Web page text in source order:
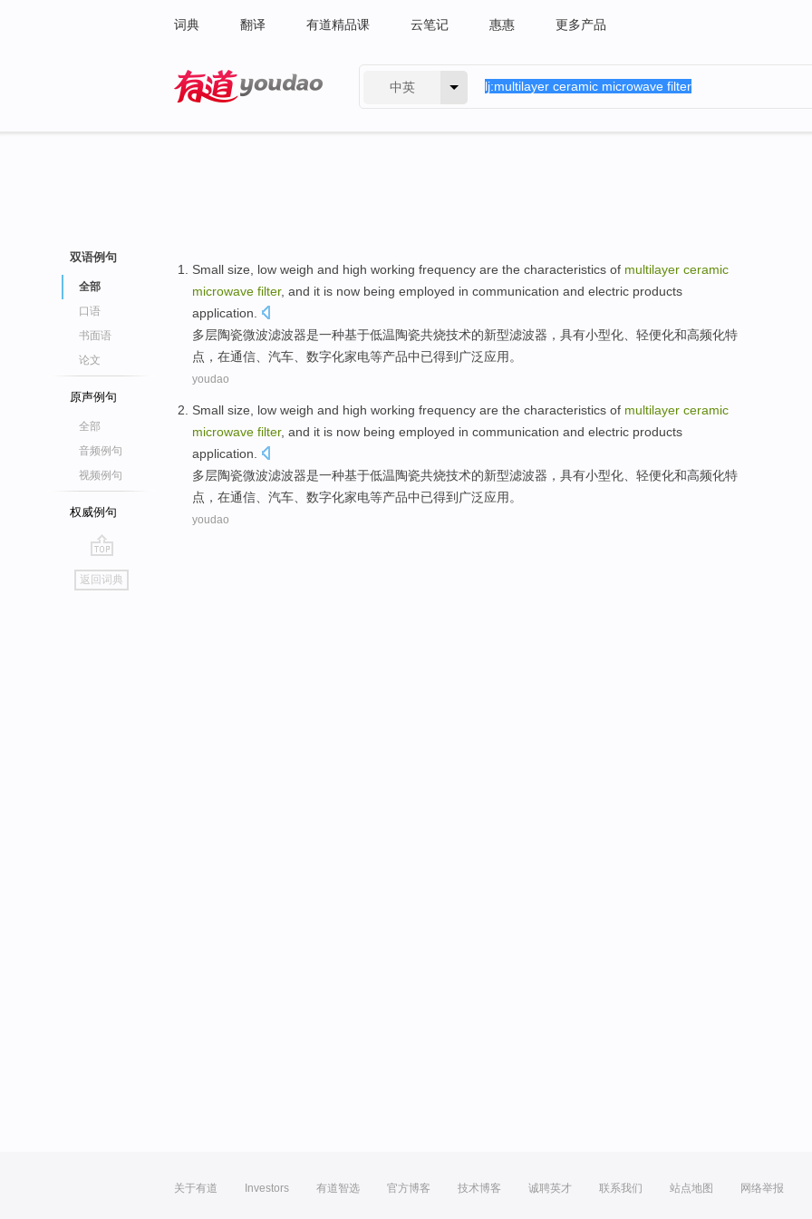
词典 翻译 有道精品课 云笔记 惠惠 更多产品
中英
双语例句
全部
口语
书面语
论文
原声例句
全部
音频例句
视频例句
权威例句
go
top
返回词典
Small size, low weigh and high working frequency are the characteristics of multilayer ceramic
microwave filter, and it is now being employed in communication and electric products
application
多层陶瓷微波滤波器是一种基于低温陶瓷共烧技术的新型滤波器，具有小型化 轻便化和高频化特
点 ， 在通信 、汽车、数字化家电等产品中已得到广泛应用 。
youdao
Small size, low weigh and high working frequency are the characteristics of multilayer ceramic
microwave filter, and it is now being employed in communication and electric products
application
多层陶瓷微波滤波器是一种基于低温陶瓷共烧技术的新型滤波器，具有小型化 轻便化和高频化特
点 ， 在通信 、汽车、数字化家电等产品中已得到广泛应用 。
youdao
关于有道 Investors 有道智选 官方博客 技术博客 诚聘英才 联系我们 站点地图 网络举报